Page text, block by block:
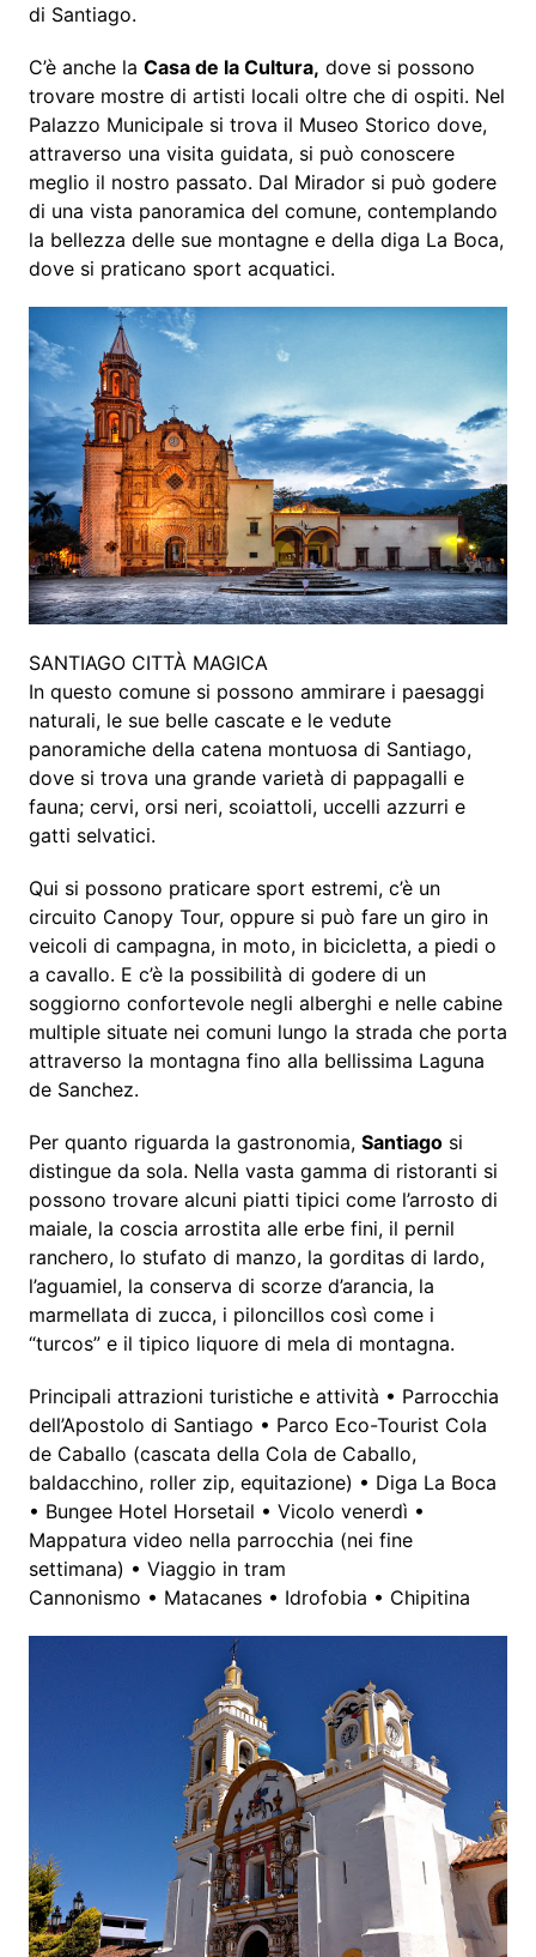
di Santiago.
C’è anche la Casa de la Cultura, dove si possono
trovare mostre di artisti locali oltre che di ospiti. Nel
Palazzo Municipale si trova il Museo Storico dove,
attraverso una visita guidata, si può conoscere
meglio il nostro passato. Dal Mirador si può godere
di una vista panoramica del comune, contemplando
la bellezza delle sue montagne e della diga La Boca,
dove si praticano sport acquatici.
SANTIAGO CITTÀ MAGICA
In questo comune si possono ammirare i paesaggi
naturali, le sue belle cascate e le vedute
panoramiche della catena montuosa di Santiago,
dove si trova una grande varietà di pappagalli e
fauna; cervi, orsi neri, scoiattoli, uccelli azzurri e
gatti selvatici.
Qui si possono praticare sport estremi, c’è un
circuito Canopy Tour, oppure si può fare un giro in
veicoli di campagna, in moto, in bicicletta, a piedi o
a cavallo. E c’è la possibilità di godere di un
soggiorno confortevole negli alberghi e nelle cabine
multiple situate nei comuni lungo la strada che porta
attraverso la montagna fino alla bellissima Laguna
de Sanchez.
Per quanto riguarda la gastronomia, Santiagosi
distingue da sola. Nella vasta gamma di ristoranti si
possono trovare alcuni piatti tipici come l’arrosto di
maiale, la coscia arrostita alle erbe fini, il pernil
ranchero, lo stufato di manzo, la gorditas di lardo,
l’aguamiel, la conserva di scorze d’arancia, la
marmellata di zucca, i piloncillos così come i
“turcos” e il tipico liquore di mela di montagna.
Principali attrazioni turistiche e attività • Parrocchia
dell’Apostolo di Santiago • Parco Eco-Tourist Cola
de Caballo (cascata della Cola de Caballo,
baldacchino, roller zip, equitazione) • Diga La Boca
• Bungee Hotel Horsetail • Vicolo venerdì •
Mappatura video nella parrocchia (nei fine
settimana) • Viaggio in tram
Cannonismo • Matacanes • Idrofobia • Chipitina